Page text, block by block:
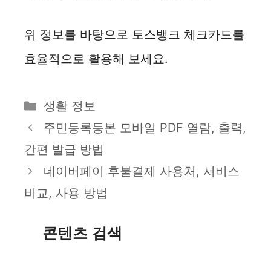
위 정보를 바탕으로 토스뱅크 체크카드를
효율적으로 활용해 보세요.
카
테
리
생활 정보
주민등록등본 모바일 PDF 열람, 출력,
간편 발급 방법
네이버페이 후불결제 사용처, 서비스
비교, 사용 방법
콘텐츠 검색